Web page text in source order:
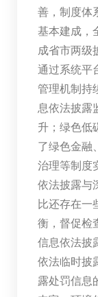
善，制度体
基本建成，
成省市两级
通过系统平
管理机制持
息依法披露
升；绿色低
了绿色金融
治理等制度
依法披露与
比还存在一
衡，督促检
信息依法披
依法临时披
露处罚信息